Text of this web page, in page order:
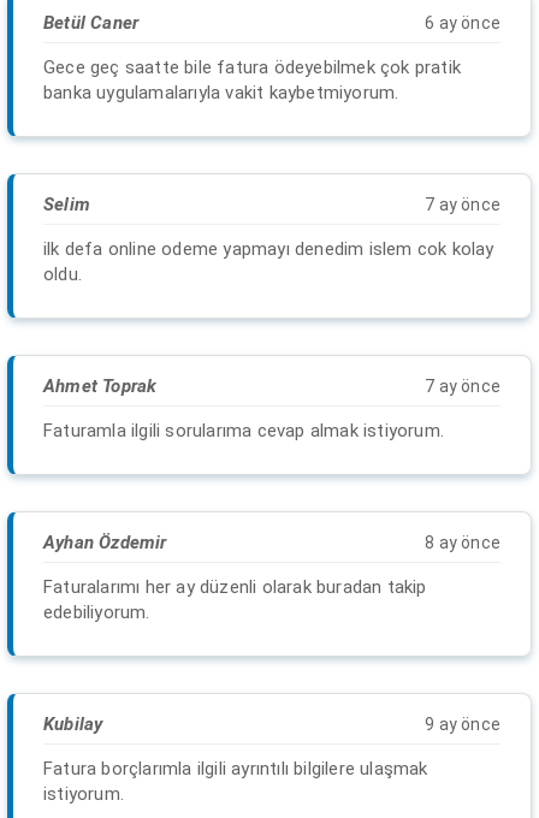
Betül Caner 6 ay önce
Gece geç saatte bile fatura ödeyebilmek çok pratik
banka uygulamalarıyla vakit kaybetmiyorum.
Selim 7 ay önce
ilk defa online odeme yapmayı denedim islem cok kolay
oldu.
Ahmet Toprak 7 ay önce
Faturamla ilgili sorularıma cevap almak istiyorum.
Ayhan Özdemir 8 ay önce
Faturalarımı her ay düzenli olarak buradan takip
edebiliyorum.
Kubilay 9 ay önce
Fatura borçlarımla ilgili ayrıntılı bilgilere ulaşmak
istiyorum.